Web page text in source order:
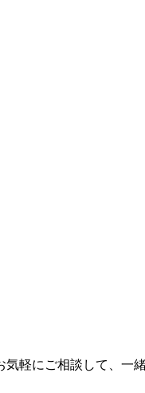
軽にご相談して、一